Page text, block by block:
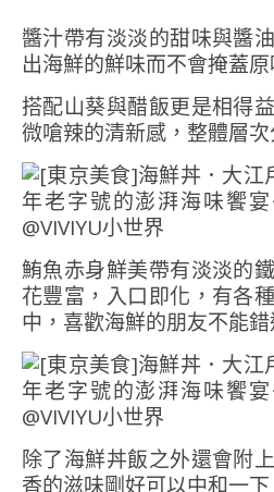
醬汁帶有淡淡的甜味與醬
出海鮮的鮮味而不會掩蓋原
搭配山葵與醋飯更是相得
微嗆辣的清新感，整體層次
鮪魚赤身鮮美帶有淡淡的
花豐富，入口即化，有各
中，喜歡海鮮的朋友不能錯
除了海鮮丼飯之外還會附
香的滋味剛好可以中和一下